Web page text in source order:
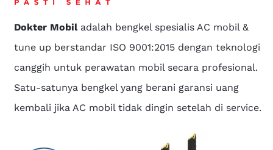
Dokter Mobiladalah bengkel spesialis AC mobil &
tune up berstandar ISO 9001:2015 dengan teknologi
canggih untuk perawatan mobil secara profesional.
Satu-satunya bengkel yang berani garansi uang
kembali jika AC mobil tidak dingin setelah di service.